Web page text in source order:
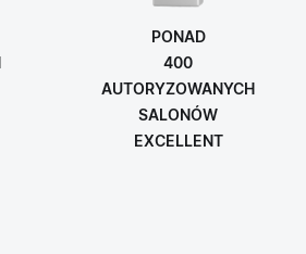
PONAD
400
AUTORYZOWANYCH
SALONÓW
EXCELLENT